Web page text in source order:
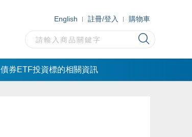
English 註冊/登入 購物車
債券ETF投資標的相關資訊